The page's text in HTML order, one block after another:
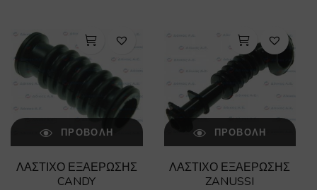
ΠΡΟΒΟΛΉ
ΛΑΣΤΙΧΟ ΕΞΑΕΡΩΣΗΣ
CANDY
ΠΡΟΒΟΛΉ
ΛΑΣΤΙΧΟ ΕΞΑΕΡΩΣΗΣ
ZANUSSI